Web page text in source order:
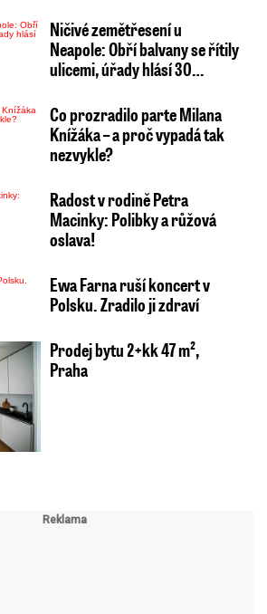
Ničivé zemětřesení u
Neapole: Obří balvany se řítily
ulicemi, úřady hlásí 30…
Co prozradilo parte Milana
Knížáka – a proč vypadá tak
nezvykle?
Radost v rodině Petra
Macinky: Polibky a růžová
oslava!
Ewa Farna ruší koncert v
Polsku. Zradilo ji zdraví
Prodej bytu 2+kk 47 m²,
Praha